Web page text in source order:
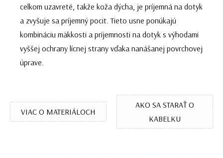
celkom uzavreté, takže koža dýcha, je príjemná na dotyk
a zvyšuje sa príjemný pocit. Tieto usne ponúkajú
kombináciu mäkkosti a príjemnosti na dotyk s výhodami
vyššej ochrany lícnej strany vďaka nanášanej povrchovej
úprave.
VIAC O MATERIÁLOCH
AKO SA STARAŤ O
KABELKU